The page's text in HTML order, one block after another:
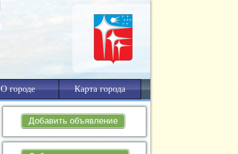
О городе Карта города
Добавить объявление